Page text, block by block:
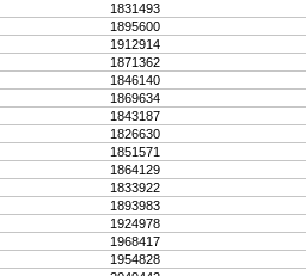
1831493
1895600
1912914
1871362
1846140
1869634
1843187
1826630
1851571
1864129
1833922
1893983
1924978
1968417
1954828